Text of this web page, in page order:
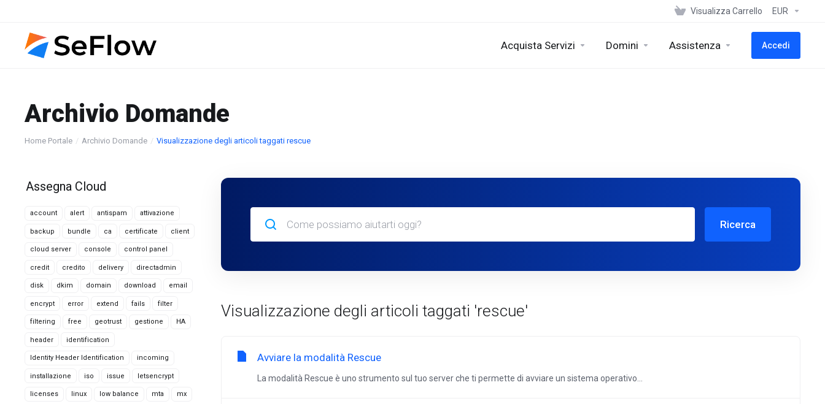
Visualizza Carrello EUR
Acquista Servizi Domini Assistenza Accedi
Archivio Domande
Home Portale Archivio Domande Visualizzazione degli articoli taggati rescue
Assegna Cloud
account alert antispam attivazione
backup bundle ca certificate client
cloud server console control panel
credit credito delivery directadmin
disk dkim domain download email
encrypt error extend fails filter
filtering free geotrust gestione HA
header identification
Identity Header Identification incoming
installazione iso issue letsencrypt
licenses linux low balance mta mx
Ricerca
Visualizzazione degli articoli taggati 'rescue'
Avviare la modalità Rescue
La modalità Rescue è uno strumento sul tuo server che ti permette di avviare un sistema operativo...